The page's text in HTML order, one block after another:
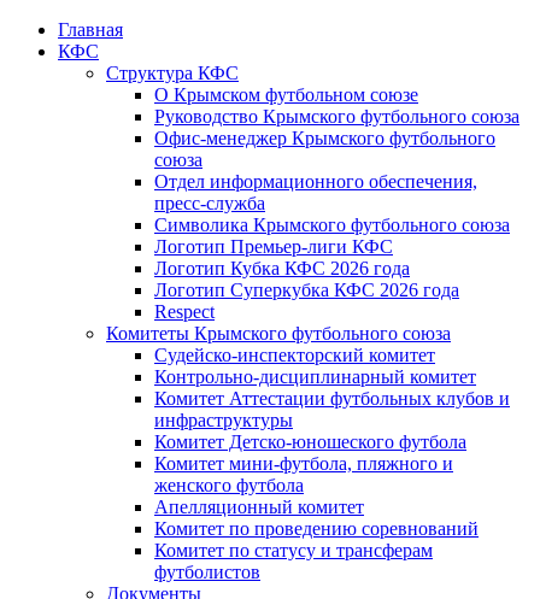
Главная
КФС
Структура КФС
О Крымском футбольном союзе
Руководство Крымского футбольного союза
Офис-менеджер Крымского футбольного
союза
Отдел информационного обеспечения,
пресс-служба
Символика Крымского футбольного союза
Логотип Премьер-лиги КФС
Логотип Кубка КФС 2026 года
Логотип Суперкубка КФС 2026 года
Respect
Комитеты Крымского футбольного союза
Судейско-инспекторский комитет
Контрольно-дисциплинарный комитет
Комитет Аттестации футбольных клубов и
инфраструктуры
Комитет Детско-юношеского футбола
Комитет мини-футбола, пляжного и
женского футбола
Апелляционный комитет
Комитет по проведению соревнований
Комитет по статусу и трансферам
футболистов
Документы